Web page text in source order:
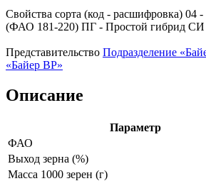
Свойства сорта (код - расшифровка) 04 -
(ФАО 181-220) ПГ - Простой гибрид СИ
Представительство Подразделение
«Байер ВР»
Описание
Параметр
ФАО
Выход зерна (%)
Масса 1000 зерен (г)